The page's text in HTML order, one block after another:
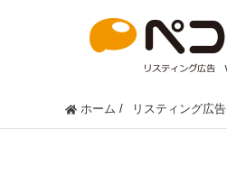
ホーム / リスティング広告